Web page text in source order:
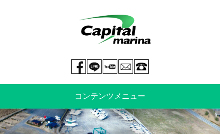
mail
You tube
LINE@
Facebook page
コンテンツメニュー
中古艇情報 新艇情報